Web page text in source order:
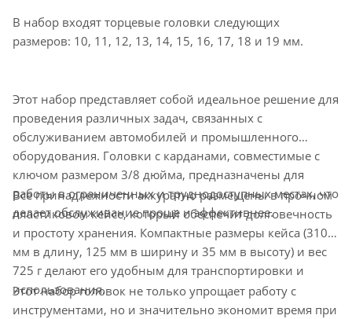
В набор входят торцевые головки следующих
размеров: 10, 11, 12, 13, 14, 15, 16, 17, 18 и 19 мм.
Этот набор представляет собой идеальное решение для
проведения различных задач, связанных с
обслуживанием автомобилей и промышленного
оборудования. Головки с карданами, совместимые с
ключом размером 3/8 дюйма, предназначены для
работы в ограниченных и труднодоступных местах, что
делает обслуживание проще и эффективнее.
Все принадлежности аккуратно размещены в прочном
пластиковом кейсе, который обеспечит долговечность
и простоту хранения. Компактные размеры кейса (310
мм в длину, 125 мм в ширину и 35 мм в высоту) и вес
725 г делают его удобным для транспортировки и
использования.
Этот набор головок не только упрощает работу с
инструментами, но и значительно экономит время при